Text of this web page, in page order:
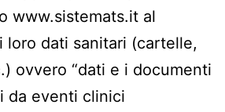
www.sistemats.it al
loro dati sanitari (cartelle,
ovvero “dati e i documenti
da eventi clinici